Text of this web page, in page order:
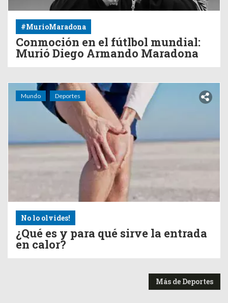
#MurioMaradona
Conmoción en el fútlbol mundial:
Murió Diego Armando Maradona
Mundo Deportes
No lo olvides!
¿Qué es y para qué sirve la entrada
en calor?
Más de Deportes